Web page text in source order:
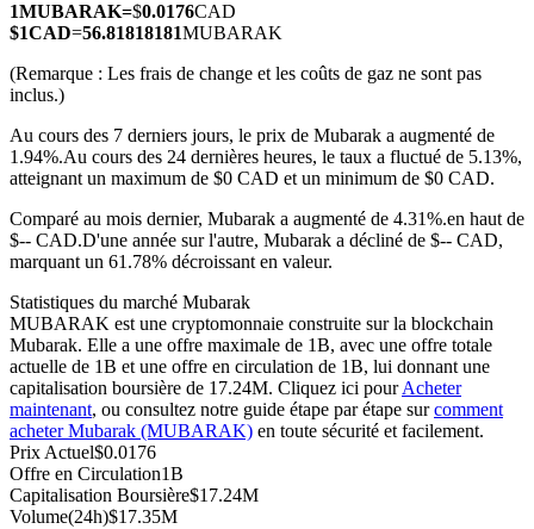
Futures USDC
Futures utilisant l'USDC comme garantie
Copie de Trading
1MUBARAK=$0.0176CAD
$1CAD=56.81818181MUBARAK
(Remarque : Les frais de change et les coûts de gaz ne sont pas
inclus.)
Au cours des 7 derniers jours, le prix de Mubarak a augmenté de
1.94%.Au cours des 24 dernières heures, le taux a fluctué de 5.13%,
atteignant un maximum de $0 CAD et un minimum de $0 CAD.
Comparé au mois dernier, Mubarak a augmenté de 4.31%.en haut de
$-- CAD.D'une année sur l'autre, Mubarak a décliné de $-- CAD,
marquant un 61.78% décroissant en valeur.
Statistiques du marché Mubarak
MUBARAK est une cryptomonnaie construite sur la blockchain
Mubarak. Elle a une offre maximale de 1B, avec une offre totale
actuelle de 1B et une offre en circulation de 1B, lui donnant une
capitalisation boursière de 17.24M. Cliquez ici pourAcheter
maintenant, ou consultez notre guide étape par étape surcomment
acheter Mubarak (MUBARAK) en toute sécurité et facilement.
Prix Actuel$0.0176
Offre en Circulation1B
Capitalisation Boursière$17.24M
Volume(24h)$17.35M